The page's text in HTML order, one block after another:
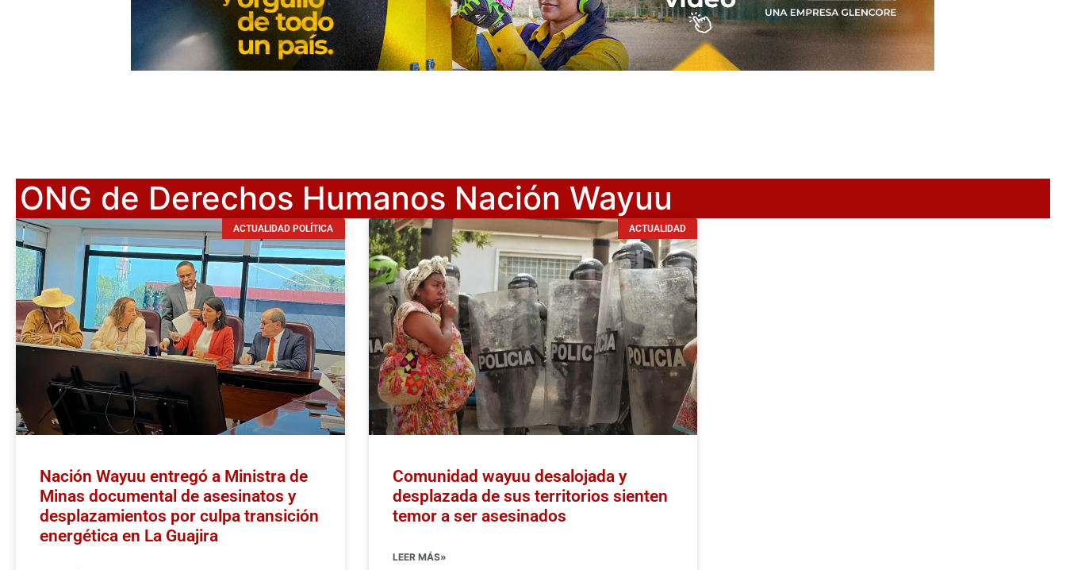
ONG de Derechos Humanos Nación Wayuu
ACTUALIDAD POLÍTICA
Nación Wayuu entregó a Ministra de
Minas documental de asesinatos y
desplazamientos por culpa transición
energética en La Guajira
ACTUALIDAD
Comunidad wayuu desalojada y
desplazada de sus territorios sienten
temor a ser asesinados
LEER MÁS»